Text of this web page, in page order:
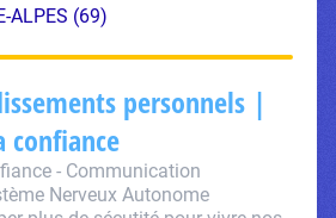
ALPES (69)
personnels |
confiance
- Communication
Nerveux Autonome